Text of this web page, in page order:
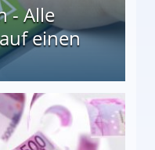
- Alle
einen